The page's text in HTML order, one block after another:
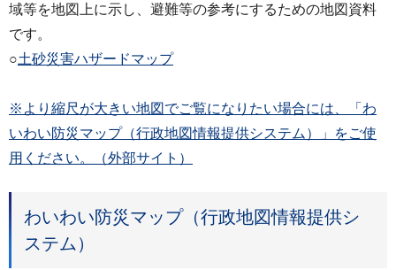
域等を地図上に示し、避難等の参考にするための地図資料
です。
○土砂災害ハザードマップ
※より縮尺が大きい地図でご覧になりたい場合には、「わ
いわい防災マップ（行政地図情報提供システム）」をご使
用ください。（外部サイト）
わいわい防災マップ（行政地図情報提供シ
ステム）